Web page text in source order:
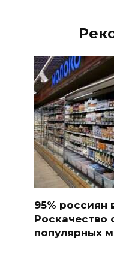
95% россиян
Роскачество
популярных